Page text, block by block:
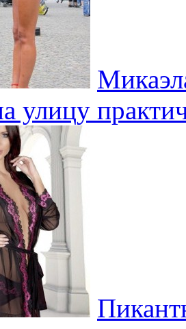
улицу